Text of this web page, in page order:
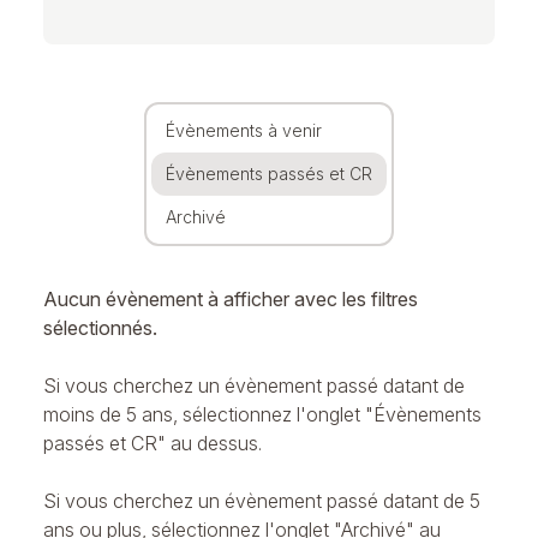
Évènements à venir
Évènements passés et CR
Archivé
Aucun évènement à afficher avec les filtres
sélectionnés.
Si vous cherchez un évènement passé datant de
moins de 5 ans, sélectionnez l'onglet "Évènements
passés et CR" au dessus.
Si vous cherchez un évènement passé datant de 5
ans ou plus, sélectionnez l'onglet "Archivé" au